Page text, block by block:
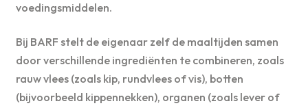
voedingsmiddelen.
Bij BARF stelt de eigenaar zelf de maaltijden samen
door verschillende ingrediënten te combineren, zoals
rauw vlees (zoals kip, rundvlees of vis), botten
(bijvoorbeeld kippennekken), organen (zoals lever of